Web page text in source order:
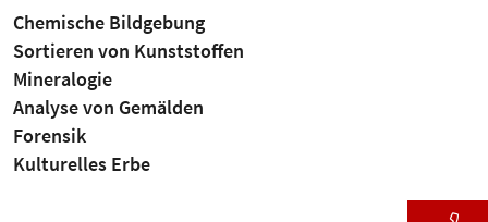
Chemische Bildgebung
Sortieren von Kunststoffen
Mineralogie
Analyse von Gemälden
Forensik
Kulturelles Erbe